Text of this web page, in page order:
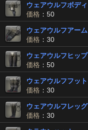
ウェアウルフボディ
価格 ：50
ウェアウルフアーム
価格 ：30
ウェアウルフヒップ
価格 ：50
ウェアウルフフット
価格 ：30
ウェアウルフレッグ
価格 ：30